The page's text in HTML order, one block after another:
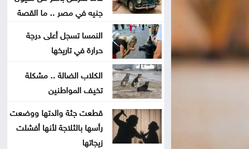
العدو الخفي للمسافرين .. لماذا
يرهقك اختلاف التوقيت
وداعا لعسر الهضم .. طرق منزلية
بسيطة تمنح معدتك الراحة
هل تأكل البطيخ مع الخبز؟ خبراء
يوضحون ما قد يحدث لجسمك
جنيه في مصر .. ما القصة
النمسا تسجل أعلى درجة
حرارة في تاريخها
الكلاب الضالة .. مشكلة
تخيف المواطنين
قطعت جثة والدتها ووضعت
رأسها بالثلاجة لأنها أفشلت
زيجاتها